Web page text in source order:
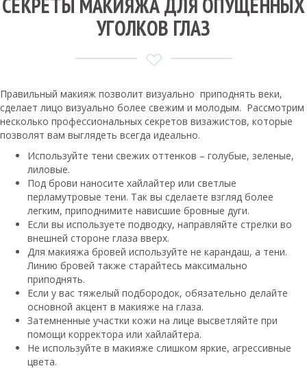
УГОЛКОВ ГЛАЗ
Правильный макияж позволит визуально приподнять веки,
сделает лицо визуально более свежим и молодым. Рассмотрим
несколько профессиональных секретов визажистов, которые
позволят вам выглядеть всегда идеально.
Используйте тени свежих оттенков – голубые, зеленые,
лиловые.
Под брови наносите хайлайтер или светлые
перламутровые тени. Так вы сделаете взгляд более
легким, приподнимите нависшие бровные дуги.
Если вы используете подводку, направляйте стрелки во
внешней стороне глаза вверх.
Для макияжа бровей используйте не карандаш, а тени.
Линию бровей также старайтесь максимально
приподнять.
Если у вас тяжелый подбородок, обязательно делайте
основной акцент в макияже на глаза.
Затемненные участки кожи на лице высветляйте при
помощи корректора или хайлайтера.
Не используйте в макияже слишком яркие, агрессивные
цвета.